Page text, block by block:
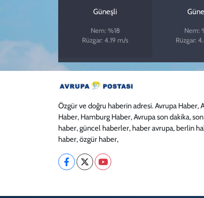
Güneşli
Nem: %18
Rüzgar: 4.19 m/s
Nem:
Rüzgar:
Özgür ve doğru haberin adresi. Avrupa Haber,
Haber, Hamburg Haber, Avrupa son dakika,
haber, güncel haberler, haber avrupa, berlin
haber, özgür haber,